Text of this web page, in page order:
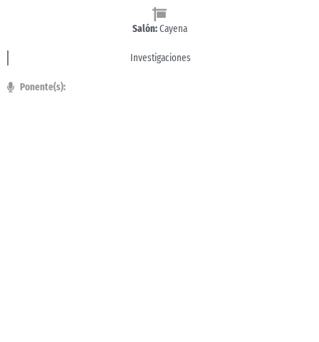
Salón:Cayena
Investigaciones
Ponente(s):